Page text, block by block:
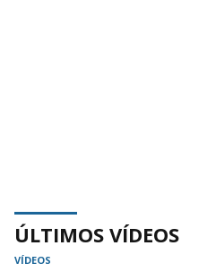
ÚLTIMOS VÍDEOS
VÍDEOS